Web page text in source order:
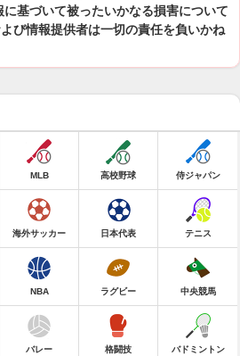
基づいて被ったいかなる損害について
び情報提供者は一切の責任を負いかね
MLB 高校野球 侍ジャパン
海外サッカー 日本代表 テニス
NBA ラグビー 中央競馬
バレー 格闘技 バドミントン